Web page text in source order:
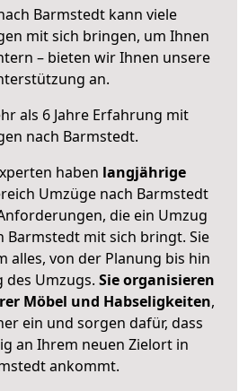
Barmstedt kann viele
mit sich bringen, um Ihnen
– bieten wir Ihnen unsere
an.
als 6 Jahre Erfahrung mit
nach Barmstedt.
haben langjährige
Umzüge nach Barmstedt
die ein Umzug
Barmstedt mit sich bringt. Sie
alles, von der Planung bis hin
Umzugs. Sie organisieren
Möbel und Habseligkeiten,
ein und sorgen dafür, dass
an Ihrem neuen Zielort in
ankommt.